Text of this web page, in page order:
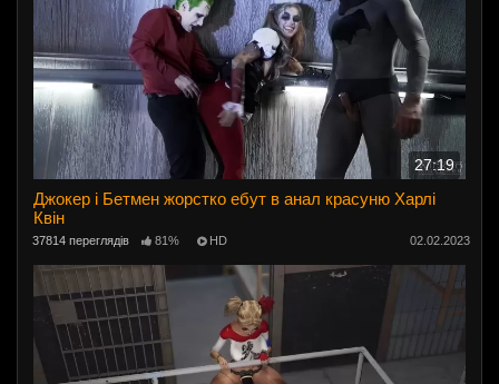
27:19
Джокер і Бетмен жорстко ебут в анал красуню Харлі
Квін
37814 переглядів 81% HD 02.02.2023